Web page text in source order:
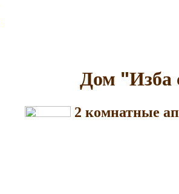
Дом "Изба
2 комнатные